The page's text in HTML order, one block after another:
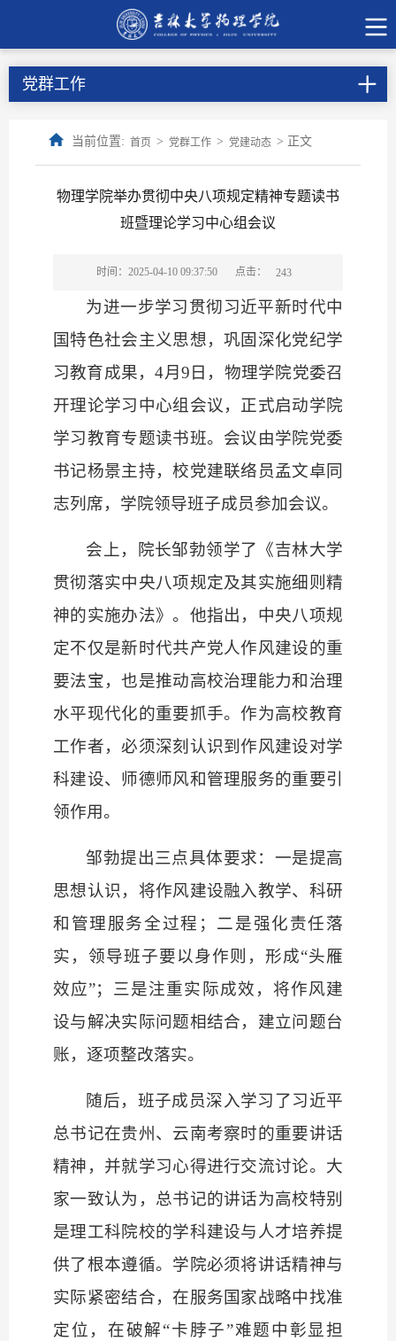
党群工作
当前位置: 首页 > 党群工作 > 党建动态 > 正文
物理学院举办贯彻中央八项规定精神专题读书
班暨理论学习中心组会议
时间：2025-04-10 09:37:50 点击： 243
为进一步学习贯彻习近平新时代中
国特色社会主义思想，巩固深化党纪学
习教育成果，4月9日，物理学院党委召
开理论学习中心组会议，正式启动学院
学习教育专题读书班。会议由学院党委
书记杨景主持，校党建联络员孟文卓同
志列席， 学院领导班子成员参加会议。
会上，院长邹勃领学了《吉林大学
贯彻落实中央八项规定及其实施细则精
神的实施办法》。他指出，中央八项规
定不仅是新时代共产党人作风建设的重
要法宝，也是推动高校治理能力和治理
水平现代化的重要抓手。作为高校教育
工作者，必须深刻认识到作风建设对学
科建设、师德师风和管理服务的重要引
领作用。
邹勃提出三点具体要求：一是提高
思想认识，将作风建设融入教学、科研
和管理服务全过程；二是强化责任落
实，领导班子要以身作则，形成“头雁
效应”；三是注重实际成效，将作风建
设与解决实际问题相结合，建立问题台
账，逐项整改落实。
随后，班子成员深入学习了习近平
总书记在贵州、云南考察时的重要讲话
精神，并就学习心得进行交流讨论。大
家一致认为，总书记的讲话为高校特别
是理工科院校的学科建设与人才培养提
供了根本遵循。学院必须将讲话精神与
实际紧密结合，在服务国家战略中找准
定位，在破解“卡脖子”难题中彰显担